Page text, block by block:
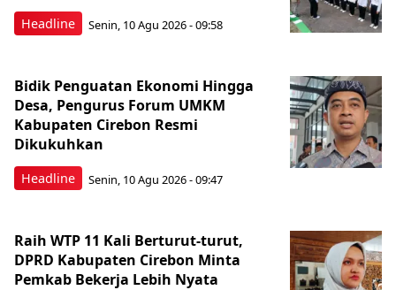
Headline Senin, 10 Agu 2026 - 09:58
Headline
Bidik Penguatan Ekonomi Hingga
Desa, Pengurus Forum UMKM
Kabupaten Cirebon Resmi
Dikukuhkan
Senin, 10 Agu 2026 - 09:47
Raih WTP 11 Kali Berturut-turut,
DPRD Kabupaten Cirebon Minta
Pemkab Bekerja Lebih Nyata